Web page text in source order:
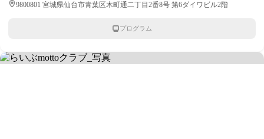
9800801 宮城県仙台市青葉区木町通二丁目2番8号 第6ダイワビル2階
プログラム